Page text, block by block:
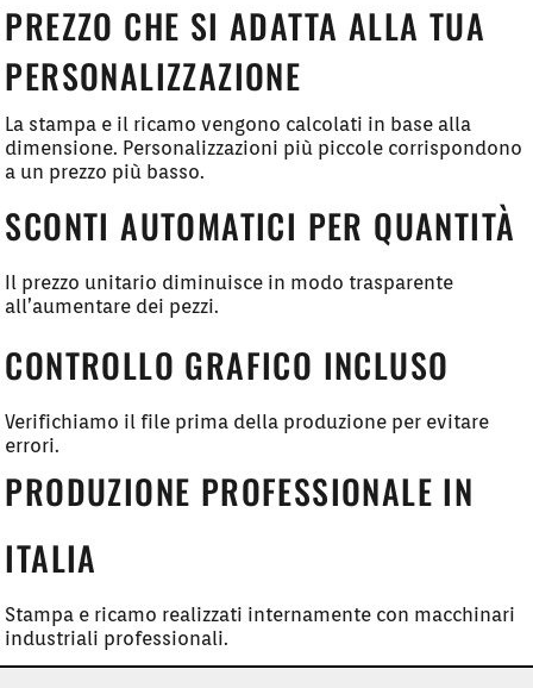
PREZZO CHE SI ADATTA ALLA TUA
PERSONALIZZAZIONE
La stampa e il ricamo vengono calcolati in base alla
dimensione. Personalizzazioni più piccole corrispondono
a un prezzo più basso.
SCONTI AUTOMATICI PER QUANTITÀ
Il prezzo unitario diminuisce in modo trasparente
all’aumentare dei pezzi.
CONTROLLO GRAFICO INCLUSO
Verifichiamo il file prima della produzione per evitare
errori.
PRODUZIONE PROFESSIONALE IN
ITALIA
Stampa e ricamo realizzati internamente con macchinari
industriali professionali.